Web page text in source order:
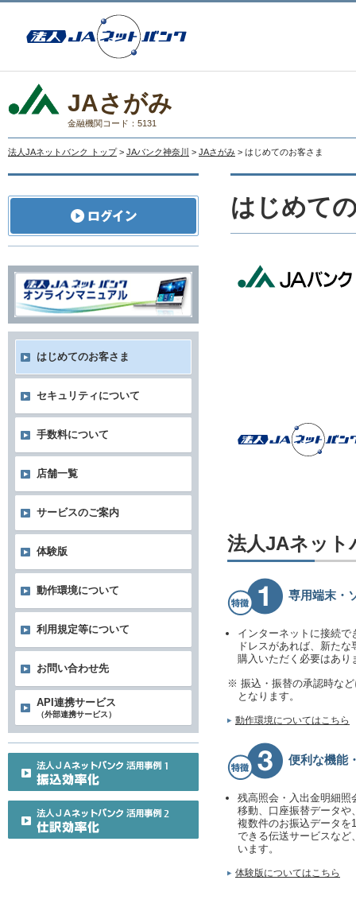
JAさがみ
金融機関コード：5131
法人JAネットバンク トップ > JAバンク神奈川 > JAさがみ > はじめてのお客さま
はじめて
法人JAネット
専用端末・
インターネットに接続
ドレスがあれば、新た
購入いただく必要はあり
※ 振込・振替の承認時な
となります。
動作環境についてはこちら
便利な機能
残高照会・入出金明細照
移動、口座振替データや
複数件のお振込データを
できる伝送サービスなど
います。
体験版についてはこちら
はじめてのお客さま
セキュリティについて
手数料について
店舗一覧
サービスのご案内
体験版
動作環境について
利用規定等について
お問い合わせ先
API連携サービス
（外部連携サービス）